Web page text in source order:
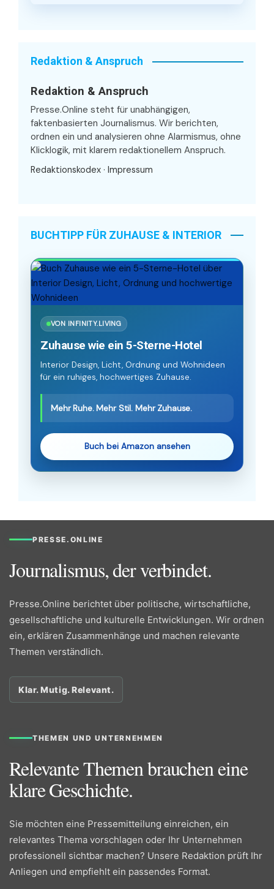
Redaktion & Anspruch
Redaktion & Anspruch
Presse.Online steht für unabhängigen,
faktenbasierten Journalismus. Wir berichten,
ordnen ein und analysieren ohne Alarmismus, ohne
Klicklogik, mit klarem redaktionellem Anspruch.
Redaktionskodex · Impressum
BUCHTIPP FÜR ZUHAUSE & INTERIOR
VON INFINITY.LIVING
Zuhause wie ein 5-Sterne-Hotel
Interior Design, Licht, Ordnung und Wohnideen
für ein ruhiges, hochwertiges Zuhause.
Mehr Ruhe. Mehr Stil. Mehr Zuhause.
Buch bei Amazon ansehen
PRESSE.ONLINE
Journalismus, der verbindet.
Presse.Online berichtet über politische, wirtschaftliche,
gesellschaftliche und kulturelle Entwicklungen. Wir ordnen
ein, erklären Zusammenhänge und machen relevante
Themen verständlich.
Klar. Mutig. Relevant.
THEMEN UND UNTERNEHMEN
Relevante Themen brauchen eine
klare Geschichte.
Sie möchten eine Pressemitteilung einreichen, ein
relevantes Thema vorschlagen oder Ihr Unternehmen
professionell sichtbar machen? Unsere Redaktion prüft Ihr
Anliegen und empfiehlt ein passendes Format.